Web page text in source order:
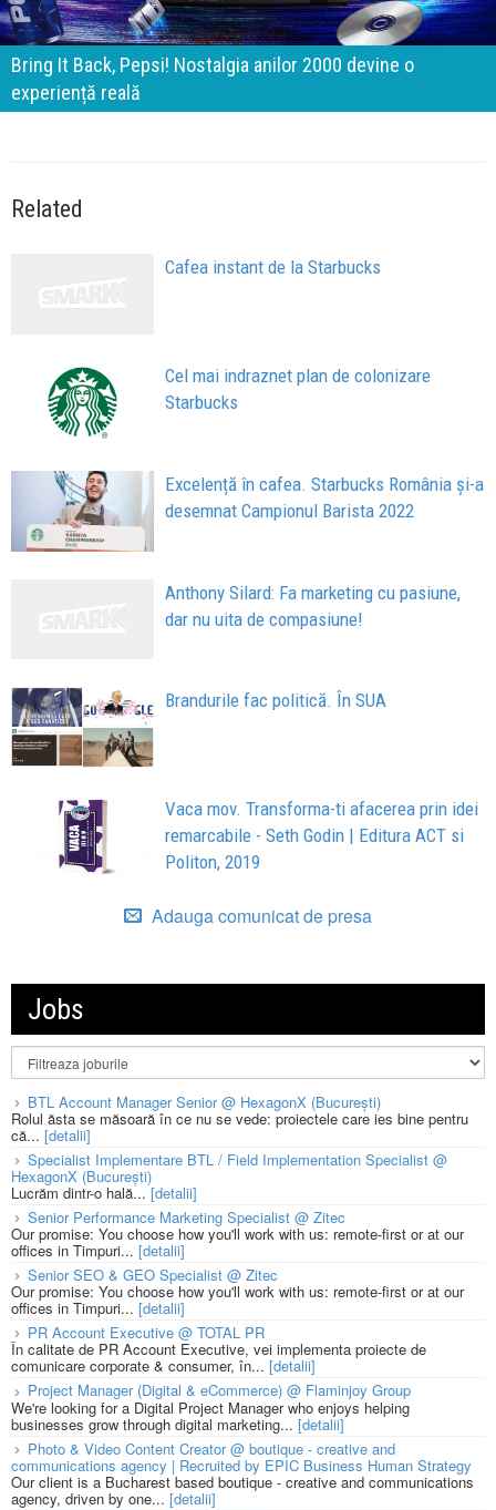
Brandurile nu mai concurează prin experiențe.
prin apartenență
Related
Cafea instant de la Starbucks
Cel mai indraznet plan de colonizare
Starbucks
Excelență în cafea. Starbucks România și-a
desemnat Campionul Barista 2022
Anthony Silard: Fa marketing cu pasiune,
dar nu uita de compasiune!
Brandurile fac politică. În SUA
Vaca mov. Transforma-ti afacerea prin idei
remarcabile - Seth Godin | Editura ACT si
Politon, 2019
Adauga comunicat de presa
Jobs
BTL Account Manager Senior @ HexagonX (București)
Rolul ăsta se măsoară în ce nu se vede: proiectele care ies bine pentru
că... [detalii]
Specialist Implementare BTL / Field Implementation Specialist @
HexagonX (București)
Lucrăm dintr-o hală...[detalii]
Senior Performance Marketing Specialist @ Zitec
Our promise: You choose how you'll work with us: remote-first or at our
offices in Timpuri... [detalii]
Senior SEO & GEO Specialist @ Zitec
Our promise: You choose how you'll work with us: remote-first or at our
offices in Timpuri... [detalii]
PR Account Executive @ TOTAL PR
În calitate de PR Account Executive, vei implementa proiecte de
comunicare corporate & consumer, în... [detalii]
Project Manager (Digital & eCommerce) @ Flaminjoy Group
We're looking for a Digital Project Manager who enjoys helping
businesses grow through digital marketing... [detalii]
Photo & Video Content Creator @ boutique - creative and
communications agency | Recruited by EPIC Business Human Strategy
Our client is a Bucharest based boutique - creative and communications
agency, driven by one... [detalii]